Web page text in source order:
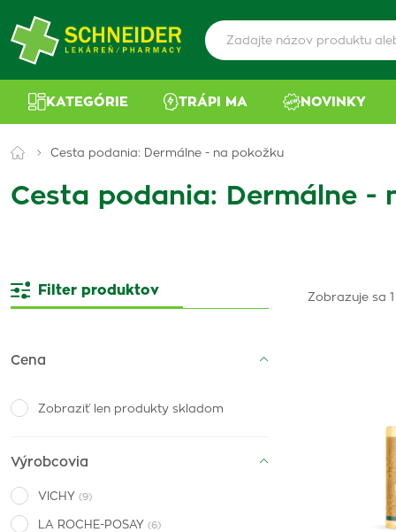
KATEGÓRIE TRÁPI MA NOVINKY
Cesta podania: Dermálne - na pokožku
Cesta podania: Dermálne -
Filter produktov
Cena
Zobraziť len produkty skladom
Výrobcovia
VICHY (9)
LA ROCHE-POSAY (6)
Zobrazuje sa